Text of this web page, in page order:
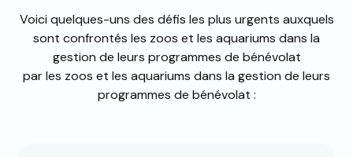
Voici quelques-uns des défis les plus urgents auxquels
sont confrontés les zoos et les aquariums dans la
gestion de leurs programmes de bénévolat
par les zoos et les aquariums dans la gestion de leurs
programmes de bénévolat :